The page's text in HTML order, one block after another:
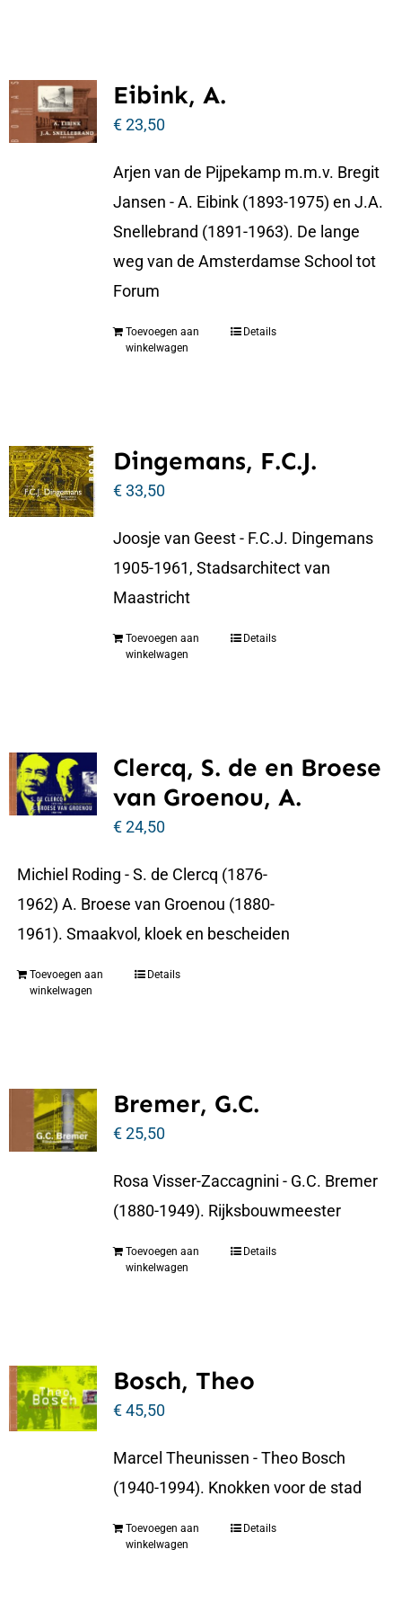
Eibink, A.
€23,50
Arjen van de Pijpekamp m.m.v. Bregit
Jansen - A. Eibink (1893-1975) en J.A.
Snellebrand (1891-1963). De lange
weg van de Amsterdamse School tot
Forum
Toevoegen aan
winkelwagen
Details
Dingemans, F.C.J.
€33,50
Joosje van Geest - F.C.J. Dingemans
1905-1961, Stadsarchitect van
Maastricht
Toevoegen aan
winkelwagen
Details
Clercq, S. de en Broese
van Groenou, A.
€24,50
Michiel Roding - S. de Clercq (1876-
1962) A. Broese van Groenou (1880-
1961). Smaakvol, kloek en bescheiden
Toevoegen aan
winkelwagen
Details
Bremer, G.C.
€25,50
Rosa Visser-Zaccagnini - G.C. Bremer
(1880-1949). Rijksbouwmeester
Toevoegen aan
winkelwagen
Details
Bosch, Theo
€45,50
Marcel Theunissen - Theo Bosch
(1940-1994). Knokken voor de stad
Toevoegen aan
winkelwagen
Details